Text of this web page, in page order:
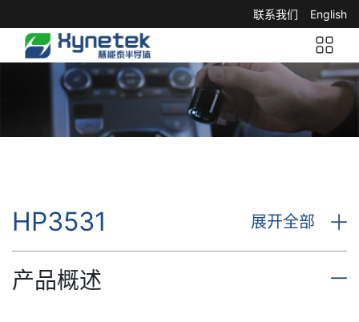
联系我们 English
HP3531 展开全部
产品概述